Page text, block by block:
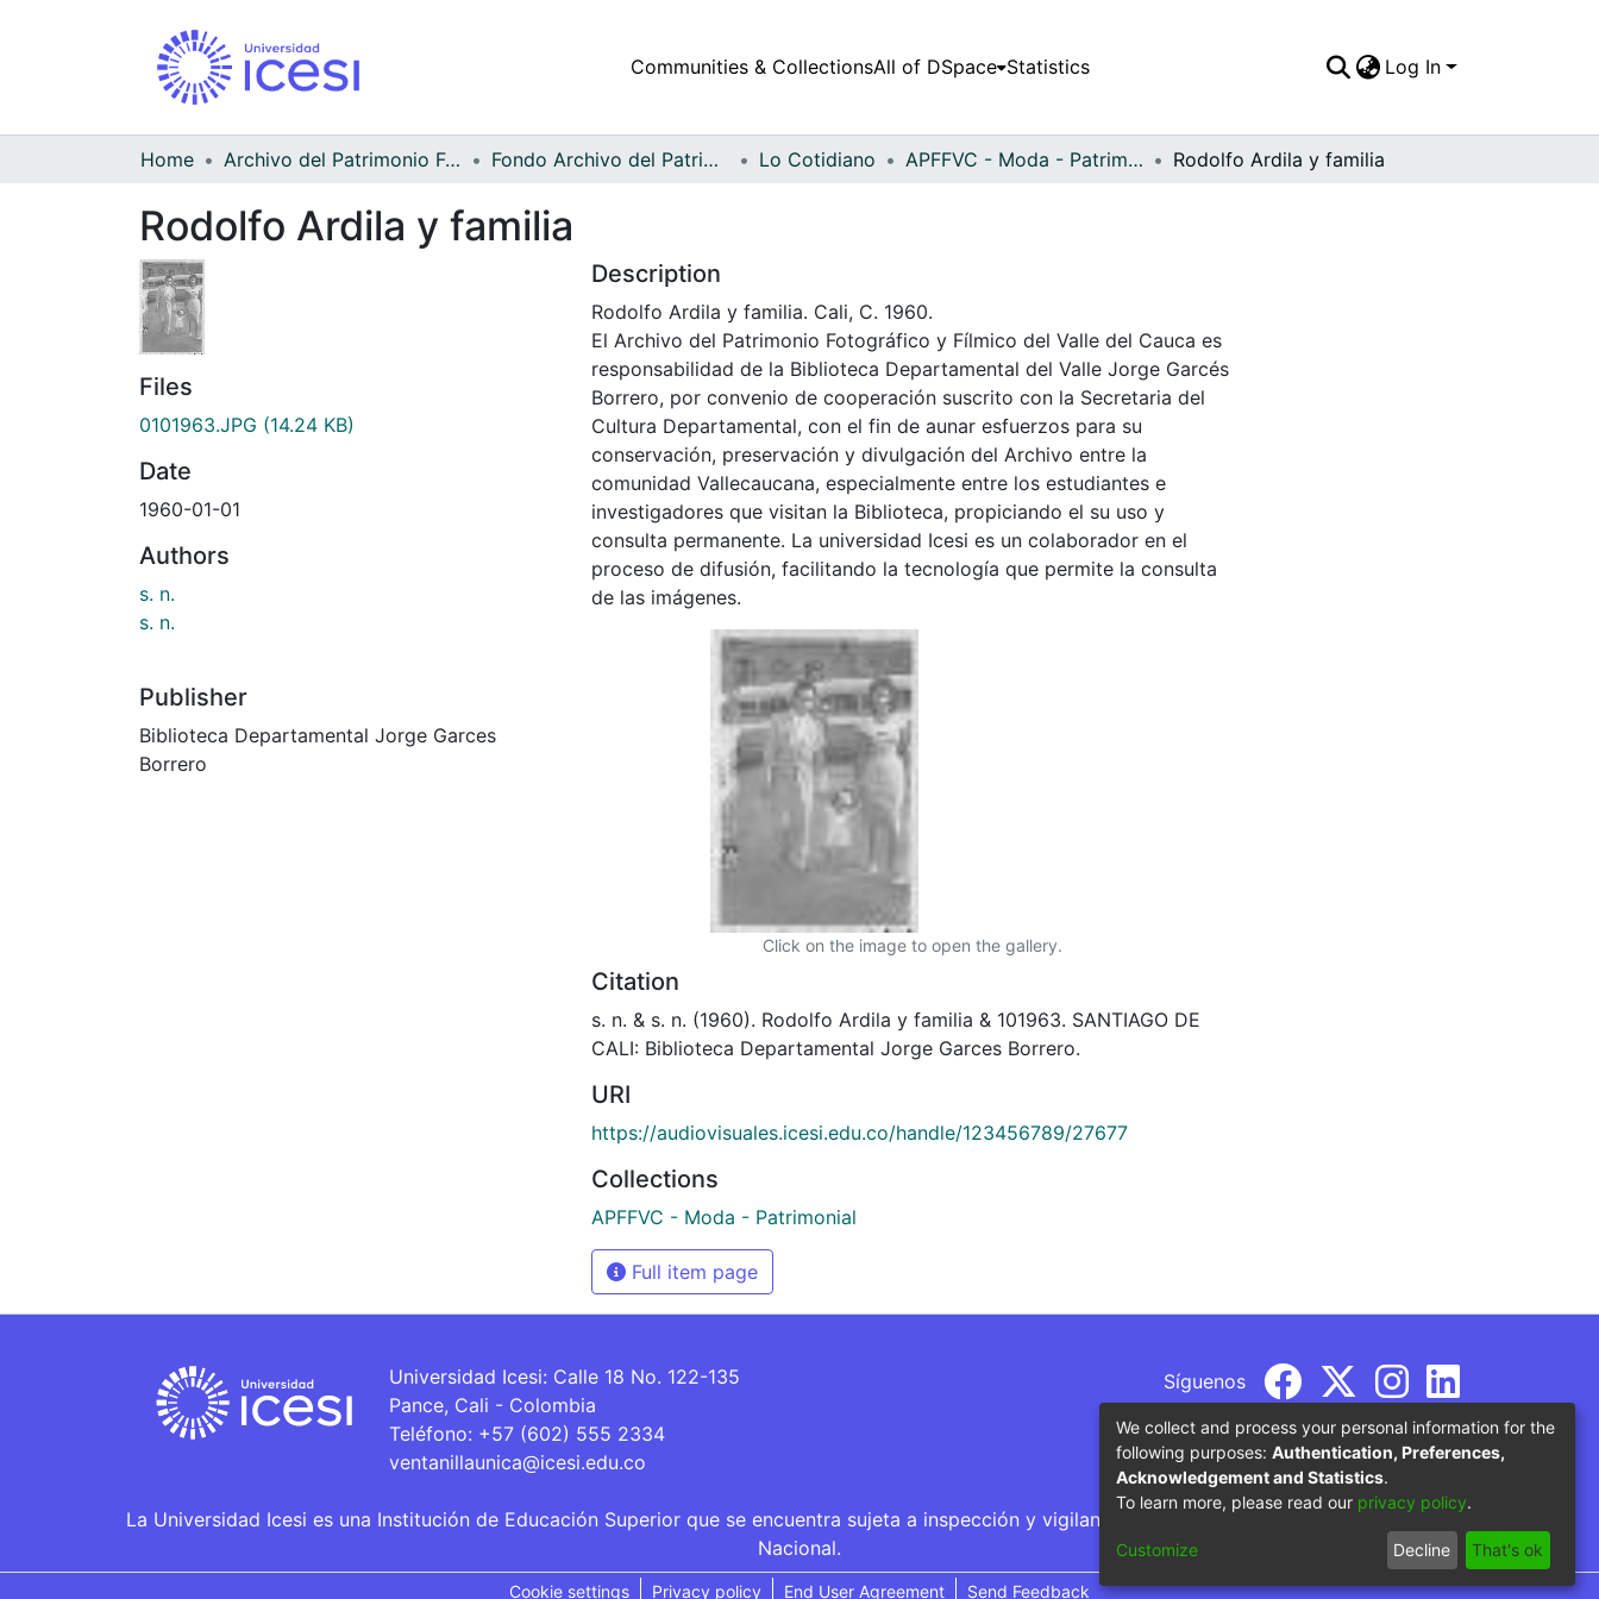
Communities & CollectionsAll of DSpace Statistics Log In
Home Archivo del Patrimonio Fotográfico y Fílmico del Valle del Cauca Fondo Archivo del Patrimonio Fotográfico y Fílmico del Valle del Cauca Lo Cotidiano APFFVC - Moda - Patrimonial Rodolfo Ardila y familia
Rodolfo Ardila y familia
Files
0101963.JPG (14.24 KB)
Date
1960-01-01
Authors
s. n.
s. n.
Publisher
Biblioteca Departamental Jorge Garces
Borrero
Description
Rodolfo Ardila y familia. Cali, C. 1960.
El Archivo del Patrimonio Fotográfico y Fílmico del Valle del Cauca es
responsabilidad de la Biblioteca Departamental del Valle Jorge Garcés
Borrero, por convenio de cooperación suscrito con la Secretaria del
Cultura Departamental, con el fin de aunar esfuerzos para su
conservación, preservación y divulgación del Archivo entre la
comunidad Vallecaucana, especialmente entre los estudiantes e
investigadores que visitan la Biblioteca, propiciando el su uso y
consulta permanente. La universidad Icesi es un colaborador en el
proceso de difusión, facilitando la tecnología que permite la consulta
de las imágenes.
Click on the image to open the gallery.
Citation
s. n. & s. n. (1960). Rodolfo Ardila y familia & 101963. SANTIAGO DE
CALI: Biblioteca Departamental Jorge Garces Borrero.
URI
https://audiovisuales.icesi.edu.co/handle/123456789/27677
Collections
APFFVC - Moda - Patrimonial
Full item page
Universidad Icesi: Calle 18 No. 122-135
Pance, Cali - Colombia
Teléfono: +57 (602) 555 2334
ventanillaunica@icesi.edu.co
Síguenos
La Universidad Icesi es una Institución de Educación Superior que se encuentra sujeta a inspección y vigilancia por parte del Ministerio de Educación
Nacional.
Cookie settings Privacy policy End User Agreement Send Feedback
We collect and process your personal information for the
following purposes: Authentication, Preferences,
Acknowledgement and Statistics.
To learn more, please read our privacy policy.
Customize Decline That's ok